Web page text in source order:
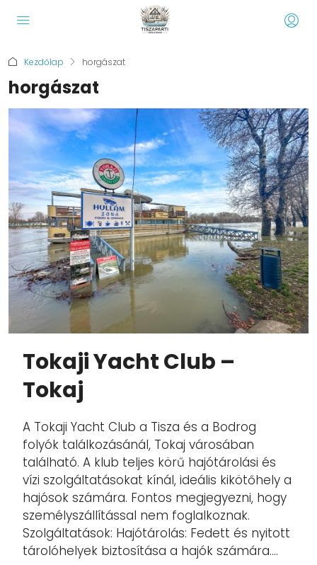
Kezdőlap horgászat
horgászat
Tokaji Yacht Club –
Tokaj
A Tokaji Yacht Club a Tisza és a Bodrog
folyók találkozásánál, Tokaj városában
található. A klub teljes körű hajótárolási és
vízi szolgáltatásokat kínál, ideális kikötőhely a
hajósok számára. Fontos megjegyezni, hogy
személyszállítással nem foglalkoznak.
Szolgáltatások: Hajótárolás: Fedett és nyitott
tárolóhelyek biztosítása a hajók számára....